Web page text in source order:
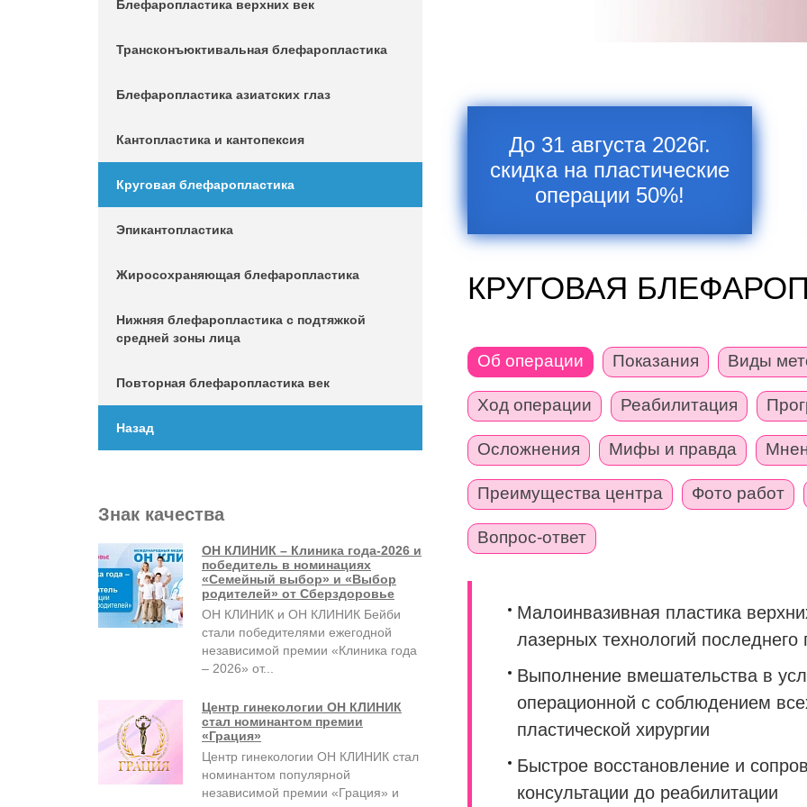
Блефаропластика верхних век
Трансконъюктивальная блефаропластика
Блефаропластика азиатских глаз
Кантопластика и кантопексия
Круговая блефаропластика
Эпикантопластика
Жиросохраняющая блефаропластика
Нижняя блефаропластика с подтяжкой
средней зоны лица
Повторная блефаропластика век
Назад
Знак качества
ОН КЛИНИК – Клиника года-2026 и
победитель в номинациях
«Семейный выбор» и «Выбор
родителей» от Сберздоровье
ОН КЛИНИК и ОН КЛИНИК Бейби
стали победителями ежегодной
независимой премии «Клиника года
– 2026» от...
Центр гинекологии ОН КЛИНИК
стал номинантом премии
«Грация»
Центр гинекологии ОН КЛИНИК стал
номинантом популярной
независимой премии «Грация» и
До 31 августа 2026г.
скидка на пластические
операции 50%!
КРУГОВАЯ
Об операции Показания Виды
Ход операции Реабилитация
Осложнения Мифы и правда
Преимущества центра Фото работ
Вопрос-ответ
Малоинвазивная пластика
лазерных технологий последнего
Выполнение вмешательства в
операционной с соблюдением
пластической хирургии
Быстрое восстановление и
консультации до реабилитации